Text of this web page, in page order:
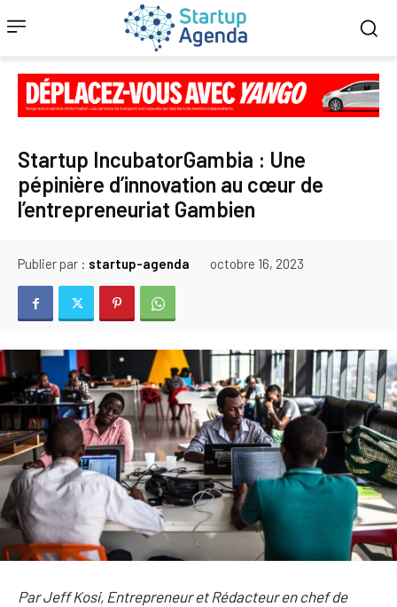
Startup IncubatorGambia : Une
pépinière d’innovation au cœur de
l’entrepreneuriat Gambien
Publier par : startup-agenda octobre 16, 2023
Par Jeff Kosi, Entrepreneur et Rédacteur en chef de